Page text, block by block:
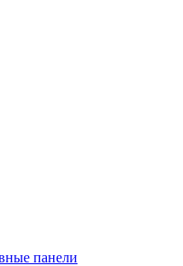
панели